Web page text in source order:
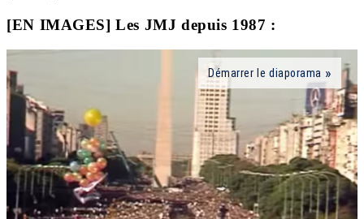
[EN IMAGES] Les JMJ depuis 1987 :
Démarrer le diaporama